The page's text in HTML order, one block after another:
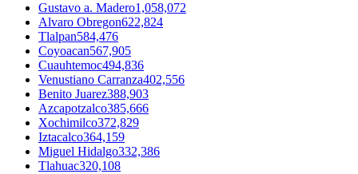
Gustavo a. Madero1,058,072
Alvaro Obregon622,824
Tlalpan584,476
Coyoacan567,905
Cuauhtemoc494,836
Venustiano Carranza402,556
Benito Juarez388,903
Azcapotzalco385,666
Xochimilco372,829
Iztacalco364,159
Miguel Hidalgo332,386
Tlahuac320,108